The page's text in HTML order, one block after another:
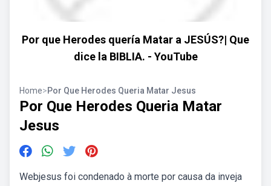
Por que Herodes quería Matar a JESÚS?| Que
dice la BIBLIA. - YouTube
Home>Por Que Herodes Queria Matar Jesus
Por Que Herodes Queria Matar
Jesus
Webjesus foi condenado à morte por causa da inveja